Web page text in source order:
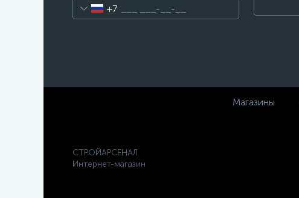
+7
Магазины
СТРОЙАРСЕНАЛ
Интернет-магазин